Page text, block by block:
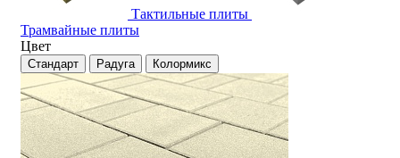
Тактильные плиты
Трамвайные плиты
Цвет
Стандарт Радуга Колормикс